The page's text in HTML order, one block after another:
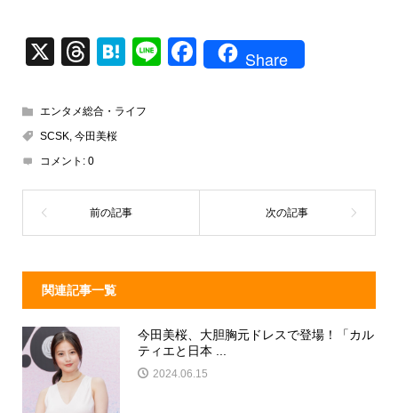
X
T
e
a
d
s
H
e
Li
F
o
Share
エンタメ総合・ライフ
SCSK, 今田美桜
コメント: 0
関連記事一覧
今田美桜、大胆胸元ドレスで登場！「カル
ティエと日本 ...
2024.06.15